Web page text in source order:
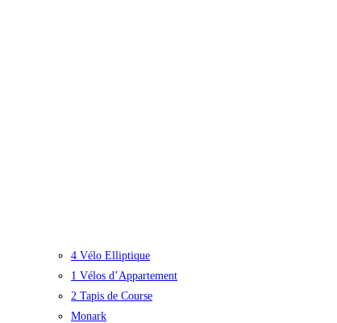
4 Vélo Elliptique
1 Vélos d’Appartement
2 Tapis de Course
Monark